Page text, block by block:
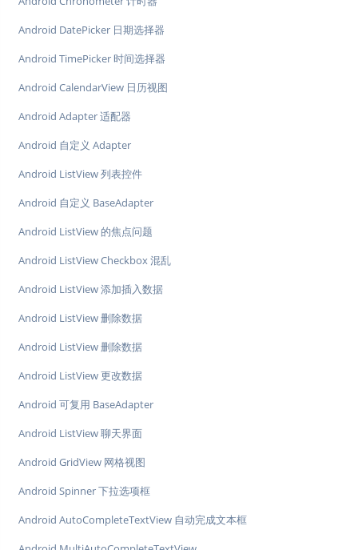
Android DatePicker 日期选择器
Android TimePicker 时间选择器
Android CalendarView 日历视图
Android Adapter 适配器
Android 自定义 Adapter
Android ListView 列表控件
Android 自定义 BaseAdapter
Android ListView 的焦点问题
Android ListView Checkbox 混乱
Android ListView 添加插入数据
Android ListView 删除数据
Android ListView 删除数据
Android ListView 更改数据
Android 可复用 BaseAdapter
Android ListView 聊天界面
Android GridView 网格视图
Android Spinner 下拉选项框
Android AutoCompleteTextView 自动完成文本框